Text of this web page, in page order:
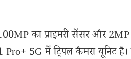
का प्राइमरी सेंसर और
Pro+ 5G में ट्रिपल कैमरा यूनिट